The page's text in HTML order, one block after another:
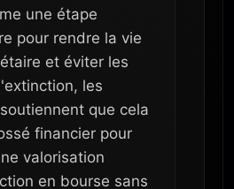
une étape
pour rendre la vie
et éviter les
les
que cela
financier pour
valorisation
en bourse sans